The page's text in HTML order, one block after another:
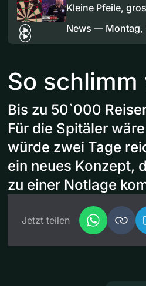
Kleine Pfeile,
News — Montag,
So
Bis zu 50`000
Für die Spitäler
würde zwei Tage
ein neues Konzept,
zu einer Notlage
Jetzt teilen